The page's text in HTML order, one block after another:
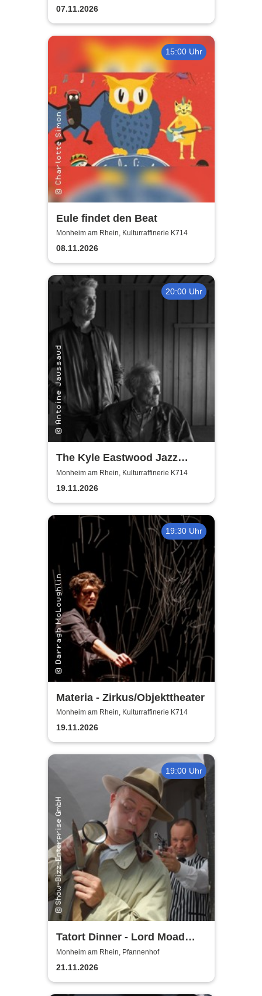
2026
07.11.2026
15:00 Uhr
Eule findet den Beat
Monheim am Rhein, Kulturraffinerie K714
08.11.2026
20:00 Uhr
The Kyle Eastwood Jazz
Quintet
Monheim am Rhein, Kulturraffinerie K714
19.11.2026
19:30 Uhr
Materia - Zirkus/Objekttheater
Monheim am Rhein, Kulturraffinerie K714
19.11.2026
19:00 Uhr
Tatort Dinner - Lord Moad
lässt bitten!
Monheim am Rhein, Pfannenhof
21.11.2026